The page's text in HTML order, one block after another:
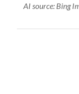
AI source: Bing